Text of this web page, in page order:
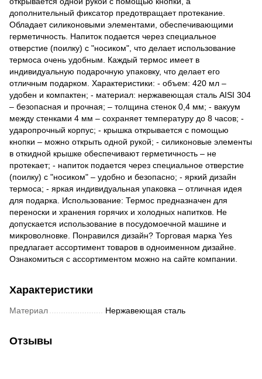
дополнительный фиксатор предотвращает протекание.
Обладает силиконовыми элементами, обеспечивающими
герметичность. Напиток подается через специальное
отверстие (поилку) с "носиком", что делает использование
термоса очень удобным. Каждый термос имеет в
индивидуальную подарочную упаковку, что делает его
отличным подарком. Характеристики: - объем: 420 мл –
удобен и компактен; - материал: нержавеющая сталь AISI 304
– безопасная и прочная; – толщина стенок 0,4 мм; - вакуум
между стенками 4 мм – сохраняет температуру до 8 часов; -
ударопрочный корпус; - крышка открывается с помощью
кнопки – можно открыть одной рукой; - силиконовые элементы
в откидной крышке обеспечивают герметичность – не
протекает; - напиток подается через специальное отверстие
(поилку) с "носиком" – удобно и безопасно; - яркий дизайн
термоса; - яркая индивидуальная упаковка – отличная идея
для подарка. Использование: Термос предназначен для
переноски и хранения горячих и холодных напитков. Не
допускается использование в посудомоечной машине и
микроволновке. Понравился дизайн? Торговая марка Yes
предлагает ассортимент товаров в одноименном дизайне.
Ознакомиться с ассортиментом можно на сайте компании.
Характеристики
Материал Нержавеющая сталь
Отзывы